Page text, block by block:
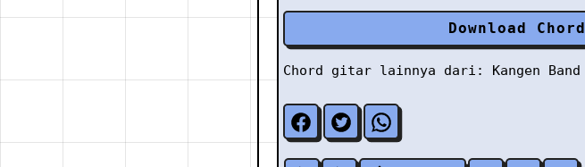
Download Chord
Chord gitar lainnya dari: Kangen Band